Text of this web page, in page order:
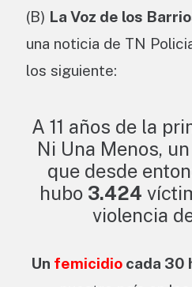
(B) La Voz de los
una noticia de TN
los siguiente:
A 11 años de la
Ni Una Menos,
que desde
hubo 3.424
violencia
Un femicidio cada 30